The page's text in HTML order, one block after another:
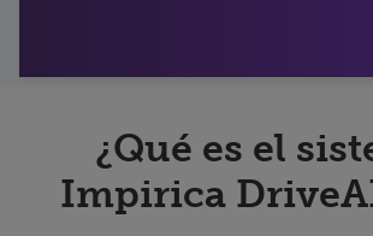
Empleos
Pagar mi factura
¿Qué es el
Impirica